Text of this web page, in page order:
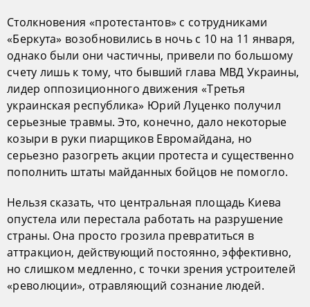
Столкновения «протестантов» с сотрудниками
«Беркута» возобновились в ночь с 10 на 11 января,
однако были они частичны, привели по большому
счету лишь к тому, что бывший глава МВД Украины,
лидер оппозиционного движения «Третья
украинская республика» Юрий Луценко получил
серьезные травмы. Это, конечно, дало некоторые
козыри в руки пиарщиков Евромайдана, но
серьезно разогреть акции протеста и существенно
пополнить штаты майданных бойцов не помогло.
Нельзя сказать, что центральная площадь Киева
опустела или перестала работать на разрушение
страны. Она просто грозила превратиться в
аттракцион, действующий постоянно, эффективно,
но слишком медленно, с точки зрения устроителей
«революции», отравляющий сознание людей.